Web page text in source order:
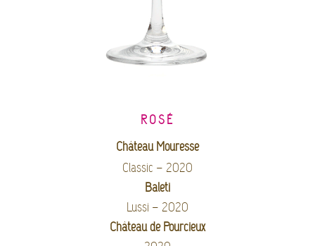
ROSÉ
Château Mouresse
Classic – 2020
Baleti
Lussi – 2020
Château de Pourcieux